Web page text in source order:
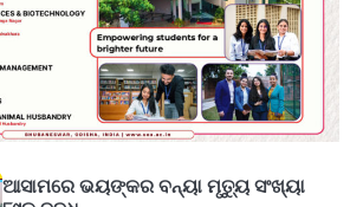
ଚୟନକର୍ତ୍ତାଙ୍କୁ ରୋହିତଙ୍କ ଖୋଲା
ଚ୍ୟାଲେଞ୍ଜ! ମହମ୍ମଦ କୈଫଙ୍କ ବଡ଼ ବୟାନ
ଆସାମରେ ଭୟଙ୍କର ବନ୍ୟା ମୃତ୍ୟୁ ସଂଖ୍ୟା
୮୯କୁ ବୃଦ୍ଧି
Reporters Pen
ତିନି ଦିନିଆ ଓଡିଶାଗସ୍ତ ସାରି ଦିଲ୍ଲୀ